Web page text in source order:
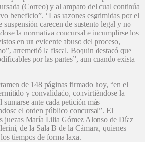
(Correo) y al amparo del cual continúa
beneficio”. “Las razones esgrimidas por el
suspensión carecen de sustento legal y no
la normativa concursal e incumplirse los
en un evidente abuso del proceso,
arremetió la fiscal. Boquin destacó que
por las partes”, aun cuando exista
de 148 páginas firmado hoy, “en el
y convalidado, convirtiéndose la
sumarse ante cada petición más
el orden público concursal”. El
juezas María Lilia Gómez Alonso de Díaz
de la Sala B de la Cámara, quienes
tiempos de forma laxa.